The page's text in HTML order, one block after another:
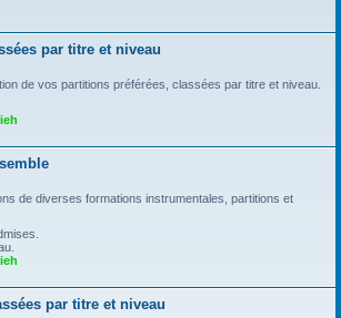
par titre et niveau
de vos partitions préférées, classées par titre et niveau.
de diverses formations instrumentales, partitions et
par titre et niveau